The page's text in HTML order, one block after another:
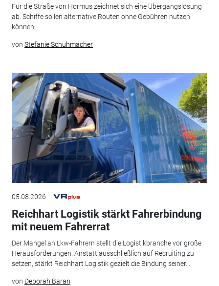
Für die Straße von Hormus zeichnet sich eine Übergangslösung
ab. Schiffe sollen alternative Routen ohne Gebühren nutzen
können.
von Stefanie Schuhmacher
05.08.2026
Reichhart Logistik stärkt Fahrerbindung
mit neuem Fahrerrat
Der Mangel an Lkw-Fahrern stellt die Logistikbranche vor große
Herausforderungen. Anstatt ausschließlich auf Recruiting zu
setzen, stärkt Reichhart Logistik gezielt die Bindung seiner...
von Deborah Baran